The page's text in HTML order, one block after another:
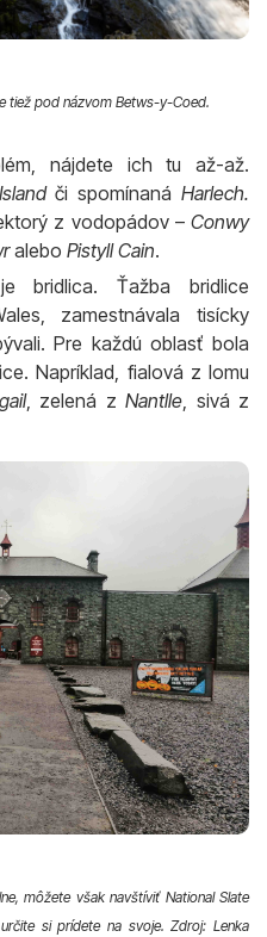
tiež pod názvom Betws-y-Coed.
nájdete ich tu až-až.
či spomínaná Harlech.
z vodopádov –Conwy
alebo Pistyll Cain.
bridlica. Ťažba bridlice
zamestnávala tisícky
Pre každú oblasť bola
Napríklad, fialová z lomu
, zelená z Nantlle , sivá z
môžete však navštíviť National Slate
si prídete na svoje. Zdroj: Lenka